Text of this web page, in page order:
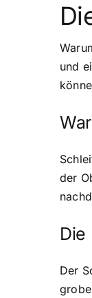
und
der
Die
Der